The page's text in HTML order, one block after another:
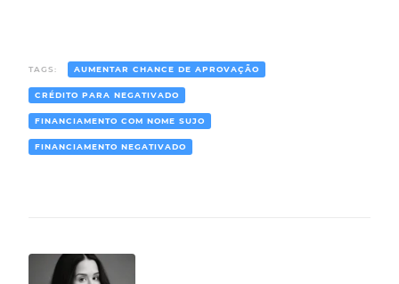
TAGS: AUMENTAR CHANCE DE APROVAÇÃO
CRÉDITO PARA NEGATIVADO
FINANCIAMENTO COM NOME SUJO
FINANCIAMENTO NEGATIVADO